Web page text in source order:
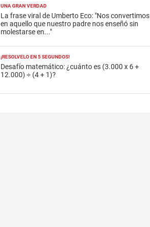
UNA GRAN VERDAD
La frase viral de Umberto Eco: "Nos convertimos
en aquello que nuestro padre nos enseñó sin
molestarse en..."
¡RESOLVELO EN 5 SEGUNDOS!
Desafío matemático: ¿cuánto es (3.000 x 6 +
12.000) ÷ (4 + 1)?